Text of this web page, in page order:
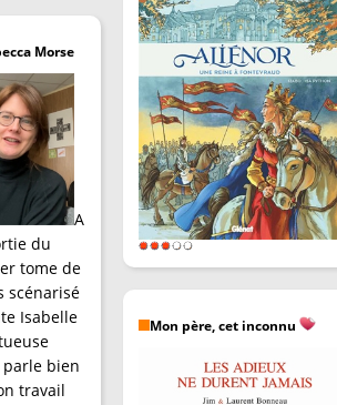
Morse
A
du
tome de
scénarisé
Isabelle
bien
travail
Mon père, cet inconnu